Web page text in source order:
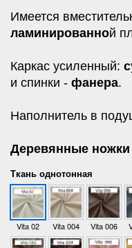
Имеется
ламинированной
Каркас усиленный:
и спинки - фанера.
Наполнитель в
Деревянные ножки
Ткань однотонная
Vita 02 Vita 004 Vita 006